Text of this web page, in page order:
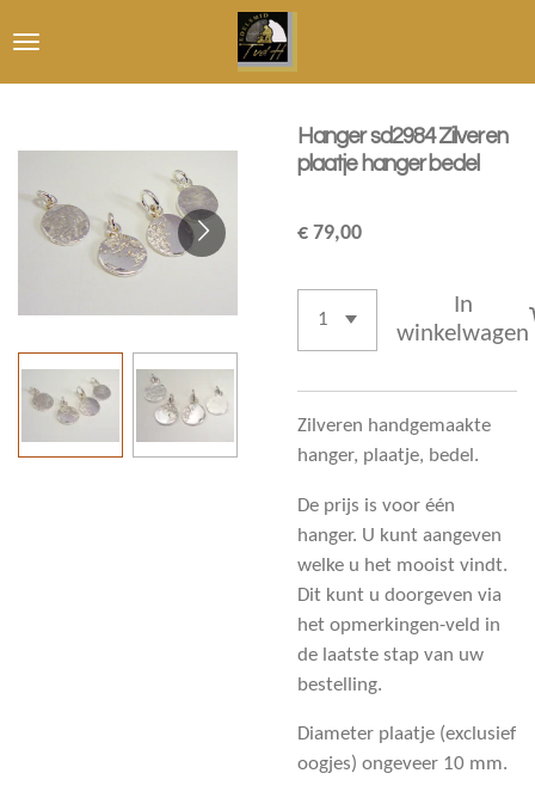
direct
naar
hoofdinhoud
Hanger sd2984 Zilveren
plaatje hanger bedel
€ 79,00
In
winkelwagen
Zilveren handgemaakte
hanger, plaatje, bedel.
De prijs is voor één
hanger. U kunt aangeven
welke u het mooist vindt.
Dit kunt u doorgeven via
het opmerkingen-veld in
de laatste stap van uw
bestelling.
Diameter plaatje (exclusief
oogjes) ongeveer 10 mm.